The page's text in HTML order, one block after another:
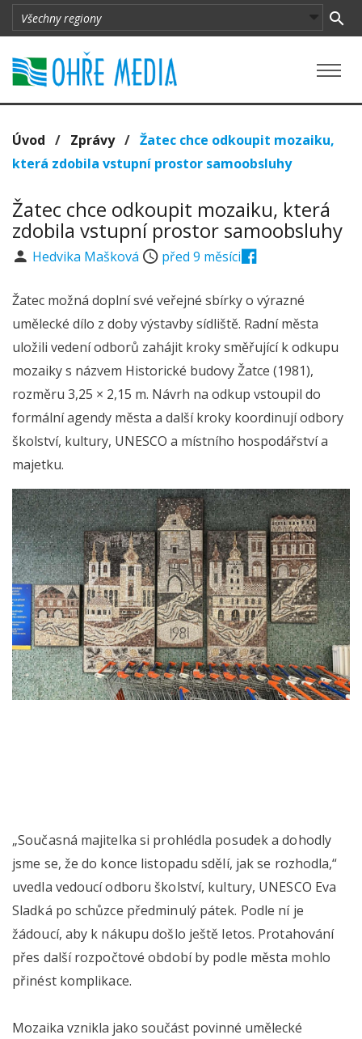
Úvod / Zprávy/ Žatec chce odkoupit mozaiku,
která zdobila vstupní prostor samoobsluhy
Žatec chce odkoupit mozaiku, která
zdobila vstupní prostor samoobsluhy
Hedvika Mašková před 9 měsíci
Žatec možná doplní své veřejné sbírky o výrazné
umělecké dílo z doby výstavby sídliště. Radní města
uložili vedení odborů zahájit kroky směřující k odkupu
mozaiky s názvem Historické budovy Žatce (1981),
rozměru 3,25 × 2,15 m. Návrh na odkup vstoupil do
formální agendy města a další kroky koordinují odbory
školství, kultury, UNESCO a místního hospodářství a
majetku.
„Současná majitelka si prohlédla posudek a dohodly
jsme se, že do konce listopadu sdělí, jak se rozhodla,“
uvedla vedoucí odboru školství, kultury, UNESCO Eva
Sladká po schůzce předminulý pátek. Podle ní je
žádoucí, aby k nákupu došlo ještě letos. Protahování
přes další rozpočtové období by podle města mohlo
přinést komplikace.
Mozaika vznikla jako součást povinné umělecké